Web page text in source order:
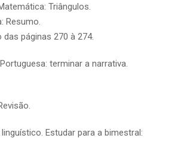
Triângulos.
Resumo.
páginas 270 à 274.
terminar a narrativa.
Estudar para a bimestral: